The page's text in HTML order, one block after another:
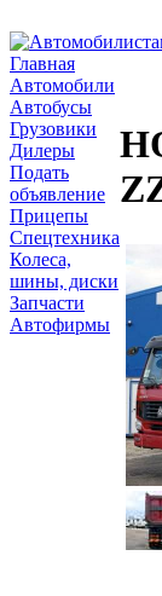
Главная
Автомобили
Автобусы
Грузовики
Дилеры
Подать
объявление
Прицепы
Спецтехника
Колеса,
шины, диски
Запчасти
Автофирмы